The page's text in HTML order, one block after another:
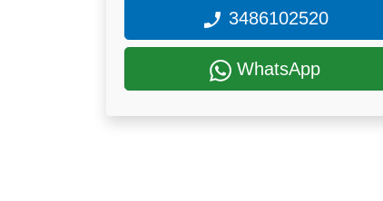
3486102520
WhatsApp